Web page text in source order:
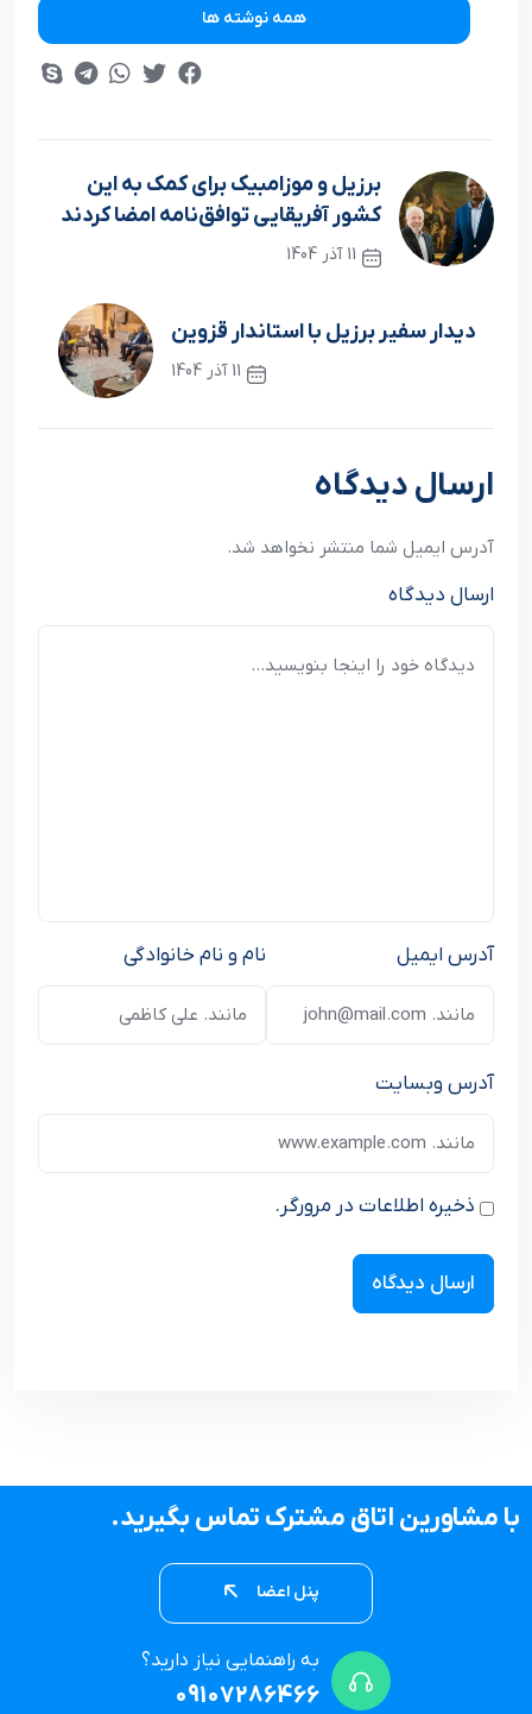
همه نوشته ها
برزیل و موزامبیک برای کمک به این
کشور آفریقایی توافق‌نامه امضا کردند
11 آذر 1404
دیدار سفیر برزیل با استاندار قزوین
11 آذر 1404
ارسال دیدگاه
آدرس ایمیل شما منتشر نخواهد شد.
ارسال دیدگاه
نام و نام خانوادگی آدرس ایمیل
آدرس وبسایت
ذخیره اطلاعات در مرورگر.
با مشاورین اتاق مشترک تماس بگیرید.
پنل اعضا
به راهنمایی نیاز دارید؟
09107286466